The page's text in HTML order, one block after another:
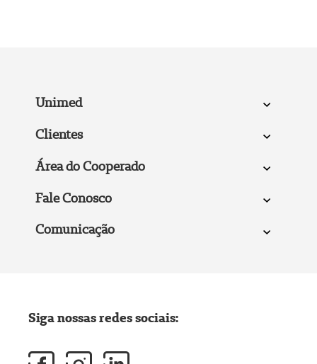
Unimed
Clientes
Área do Cooperado
Fale Conosco
Comunicação
Siga nossas redes sociais: